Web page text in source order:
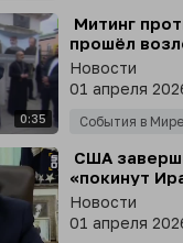
0:35
Митинг
прошёл
Армении в
Новости
01 апреля
События в Мире
США
«покинут
двух-трëх
Дональд
Новости
01 апреля